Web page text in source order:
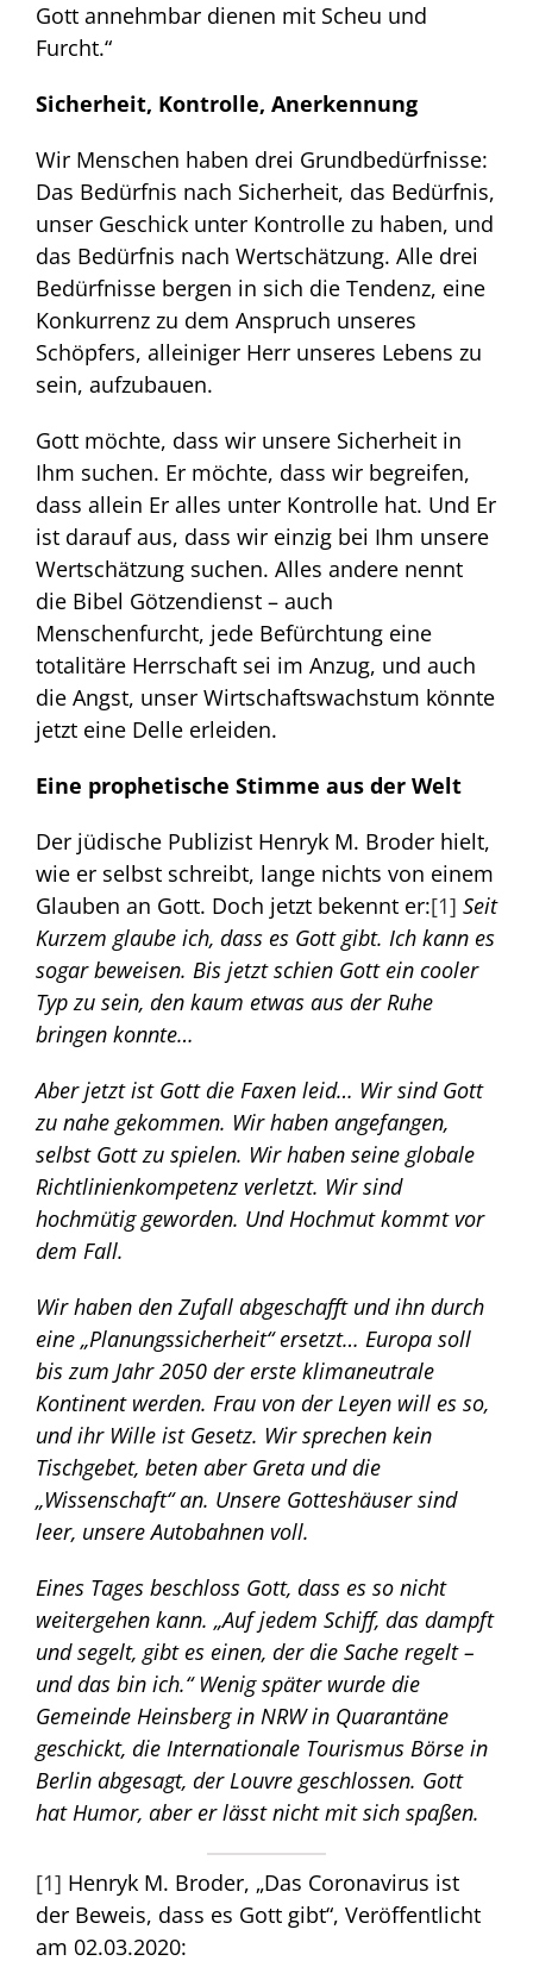
Gott annehmbar dienen mit Scheu und
Furcht.“
Sicherheit, Kontrolle, Anerkennung
Wir Menschen haben drei Grundbedürfnisse:
Das Bedürfnis nach Sicherheit, das Bedürfnis,
unser Geschick unter Kontrolle zu haben, und
das Bedürfnis nach Wertschätzung. Alle drei
Bedürfnisse bergen in sich die Tendenz, eine
Konkurrenz zu dem Anspruch unseres
Schöpfers, alleiniger Herr unseres Lebens zu
sein, aufzubauen.
Gott möchte, dass wir unsere Sicherheit in
Ihm suchen. Er möchte, dass wir begreifen,
dass allein Er alles unter Kontrolle hat. Und Er
ist darauf aus, dass wir einzig bei Ihm unsere
Wertschätzung suchen. Alles andere nennt
die Bibel Götzendienst – auch
Menschenfurcht, jede Befürchtung eine
totalitäre Herrschaft sei im Anzug, und auch
die Angst, unser Wirtschaftswachstum könnte
jetzt eine Delle erleiden.
Eine prophetische Stimme aus der Welt
Der jüdische Publizist Henryk M. Broder hielt,
wie er selbst schreibt, lange nichts von einem
Glauben an Gott. Doch jetzt bekennt er:[1] Seit
Kurzem glaube ich, dass es Gott gibt. Ich kann es
sogar beweisen. Bis jetzt schien Gott ein cooler
Typ zu sein, den kaum etwas aus der Ruhe
bringen konnte…
Aber jetzt ist Gott die Faxen leid… Wir sind Gott
zu nahe gekommen. Wir haben angefangen,
selbst Gott zu spielen. Wir haben seine globale
Richtlinienkompetenz verletzt. Wir sind
hochmütig geworden. Und Hochmut kommt vor
dem Fall.
Wir haben den Zufall abgeschafft und ihn durch
eine „Planungssicherheit“ ersetzt… Europa soll
bis zum Jahr 2050 der erste klimaneutrale
Kontinent werden. Frau von der Leyen will es so,
und ihr Wille ist Gesetz. Wir sprechen kein
Tischgebet, beten aber Greta und die
„Wissenschaft“ an. Unsere Gotteshäuser sind
leer, unsere Autobahnen voll.
Eines Tages beschloss Gott, dass es so nicht
weitergehen kann. „Auf jedem Schiff, das dampft
und segelt, gibt es einen, der die Sache regelt –
und das bin ich.“ Wenig später wurde die
Gemeinde Heinsberg in NRW in Quarantäne
geschickt, die Internationale Tourismus Börse in
Berlin abgesagt, der Louvre geschlossen. Gott
hat Humor, aber er lässt nicht mit sich spaßen.
[1] Henryk M. Broder, „Das Coronavirus ist
der Beweis, dass es Gott gibt“, Veröffentlicht
am 02.03.2020: